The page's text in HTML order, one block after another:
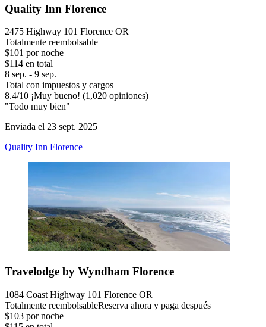
Quality Inn Florence
2475 Highway 101 Florence OR
Totalmente reembolsable
$101 por noche
$114 en total
8 sep. - 9 sep.
Total con impuestos y cargos
8.4/10 ¡Muy bueno! (1,020 opiniones)
"Todo muy bien"
Enviada el 23 sept. 2025
Quality Inn Florence
Travelodge by Wyndham Florence
1084 Coast Highway 101 Florence OR
Totalmente reembolsableReserva ahora y paga después
$103 por noche